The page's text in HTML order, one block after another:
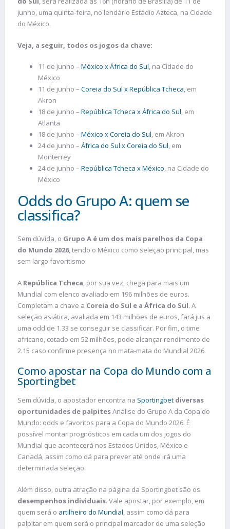
junho, uma quinta-feira, no lendário Estádio Azteca, na Cidade
do México.
Veja, a seguir, todos os jogos da chave:
11 de junho – México x África do Sul, na Cidade do
México
11 de junho – Coreia do Sul x República Tcheca, em
Akron
18 de junho – República Tcheca x África do Sul, em
Atlanta
18 de junho – México x Coreia do Sul, em Akron
24 de junho – África do Sul x Coreia do Sul, em
Monterrey
24 de junho – República Tcheca x México, na Cidade do
México
Odds do Grupo A: quem se
classifica?
Sem dúvida, o Grupo A é um dos mais parelhos da Copa
do Mundo 2026, tendo o México como seleção principal, mas
sem largo favoritismo.
A República Tcheca, por sua vez, chega para mais um
Mundial com elenco avaliado em 196 milhões de euros.
Completam a chave a Coreia do Sul e a África do Sul. A
seleção asiática, avaliada em 143 milhões de euros, fará jus a
uma odd de 1.33 se conseguir se classificar. Por fim, o time
africano, cotado em 52 milhões, pode alcançar rendimento de
2.15 caso confirme presença no mata-mata do Mundial 2026.
Como apostar na Copa do Mundo com a
Sportingbet
Sem dúvida, o apostador encontra na Sportingbet diversas
oportunidades de palpitesAnálise do Grupo A da Copa do
Mundo: odds e favoritos para a Copa do Mundo 2026. É
possível montar prognósticos em cada um dos jogos do
Mundial que acontecerá nos Estados Unidos, México e
Canadá, assim como dá para prever até onde irá uma
determinada seleção.
Além disso, outra atração na página da Sportingbet são os
desempenhos individuais. Vale apostar, por exemplo, em
quem será o artilheiro do Mundial, assim como dá para
palpitar em quem será o principal marcador de uma seleção